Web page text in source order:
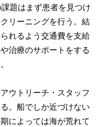
題はまず患者を見つけ
リーニングを行う。結
れるよう交通費を支給
治療のサポートをする
ウトリーチ・スタッフ
。船でしか近づけない
によっては海が荒れて